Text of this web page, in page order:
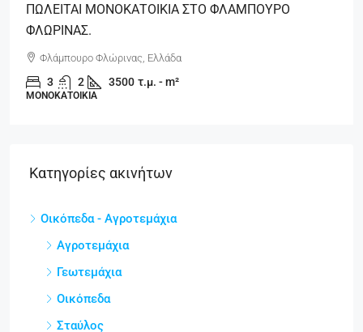
ΠΩΛΕΙΤΑΙ ΜΟΝΟΚΑΤΟΙΚΙΑ ΣΤΟ ΦΛΑΜΠΟΥΡΟ
ΦΛΩΡΙΝΑΣ.
Φλάμπουρο Φλώρινας, Ελλάδα
3 2 3500 τ.μ. - m²
ΜΟΝΟΚΑΤΟΙΚΊΑ
Κατηγορίες ακινήτων
Οικόπεδα - Αγροτεμάχια
Αγροτεμάχια
Γεωτεμάχια
Οικόπεδα
Σταύλος